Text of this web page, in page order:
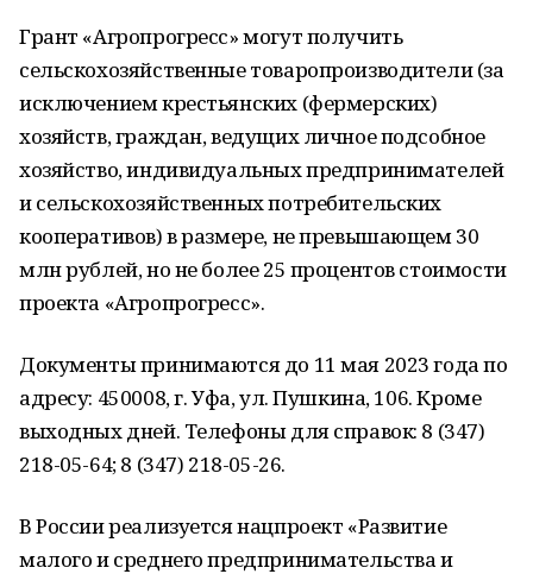
Грант «Агропрогресс» могут получить
сельскохозяйственные товаропроизводители (за
исключением крестьянских (фермерских)
хозяйств, граждан, ведущих личное подсобное
хозяйство, индивидуальных предпринимателей
и сельскохозяйственных потребительских
кооперативов) в размере, не превышающем 30
млн рублей, но не более 25 процентов стоимости
проекта «Агропрогресс».
Документы принимаются до 11 мая 2023 года по
адресу: 450008, г. Уфа, ул. Пушкина, 106. Кроме
выходных дней. Телефоны для справок: 8 (347)
218-05-64; 8 (347) 218-05-26.
В России реализуется нацпроект «Развитие
малого и среднего предпринимательства и